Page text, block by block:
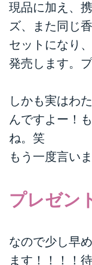
現品に加え、
ズ、また同じ
セットになり
発売します。
しかも実はわ
んですよー！
ね。笑
もう一度言いま
プレゼン
なので少し早
ます！！！！